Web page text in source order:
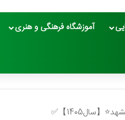
آموزشگاه فرهنگی و هنری